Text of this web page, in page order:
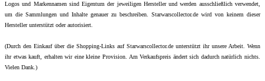
Logos und Markennamen sind Eigentum der jeweiligen Hersteller und werden ausschließlich verwendet,
um die Sammlungen und Inhalte genauer zu beschreiben. Starwarscollector.de wird von keinem dieser
Hersteller unterstützt oder autorisiert.
(Durch den Einkauf über die Shopping-Links auf Starwarscollector.de unterstützt ihr unsere Arbeit. Wenn
ihr etwas kauft, erhalten wir eine kleine Provision. Am Verkaufspreis ändert sich dadurch natürlich nichts.
Vielen Dank.)